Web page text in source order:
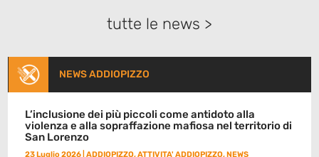
tutte le news >
NEWS ADDIOPIZZO
L’inclusione dei più piccoli come antidoto alla
violenza e alla sopraffazione mafiosa nel territorio di
San Lorenzo
23 Luglio 2026 |ADDIOPIZZO,ATTIVITA' ADDIOPIZZO,NEWS